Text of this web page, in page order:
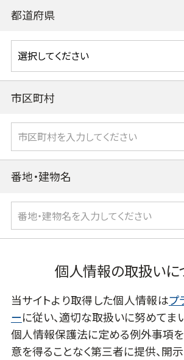
都道府県
市区町村
番地・建物名
個人情報の取扱いに
当サイトより取得した個人情報はプ
ーに従い、適切な取扱いに努めてま
個人情報保護法に定める例外事項を
意を得ることなく第三者に提供、開示